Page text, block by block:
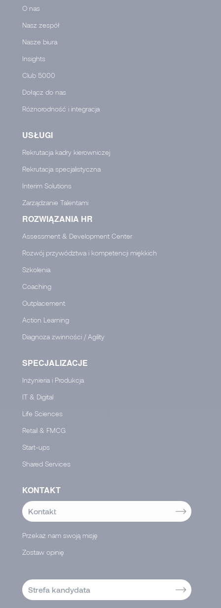
O nas
Nasz zespół
Nasze biura
Insights
Club 5000
Dołącz do nas
Różnorodność i integracja
USŁUGI
Rekrutacja kadry kierowniczej
Rekrutacja specjalistyczna
Interim Solutions
Zarządzanie Talentami
ROZWIĄZANIA HR
Assessment & Development Center
Rozwój przywództwa i kompetencji miękkich
Szkolenia
Coaching
Outplacement
Action Learning
Diagnoza zwinności / Agility
SPECJALIZACJE
Inżynieria i Produkcja
IT & Digital
Life Sciences
Retail & FMCG
Start-ups
Shared Services
KONTAKT
Kontakt
Przekaż nam swoją misję
Zostaw opinię
Strefa kandydata